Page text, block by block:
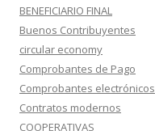
BENEFICIARIO FINAL
Buenos Contribuyentes
circular economy
Comprobantes de Pago
Comprobantes electrónicos
Contratos modernos
COOPERATIVAS